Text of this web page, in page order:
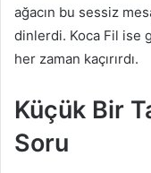
ağacın bu sessiz
dinlerdi. Koca Fil ise
her zaman kaçırırdı.
Küçük Bir
Soru